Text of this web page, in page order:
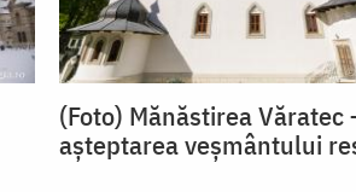
(Foto) Mănăstirea Văratec
așteptarea veșmântului